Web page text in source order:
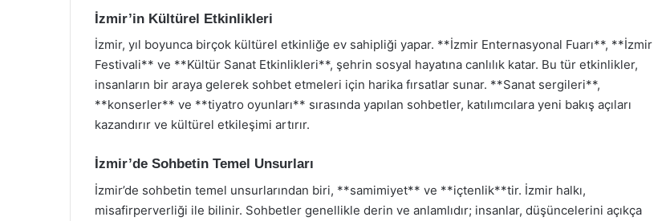
İzmir’in Kültürel Etkinlikleri
İzmir, yıl boyunca birçok kültürel etkinliğe ev sahipliği yapar. **İzmir Enternasyonal Fuarı**, **İzmir
Festivali** ve **Kültür Sanat Etkinlikleri**, şehrin sosyal hayatına canlılık katar. Bu tür etkinlikler,
insanların bir araya gelerek sohbet etmeleri için harika fırsatlar sunar. **Sanat sergileri**,
**konserler** ve **tiyatro oyunları** sırasında yapılan sohbetler, katılımcılara yeni bakış açıları
kazandırır ve kültürel etkileşimi artırır.
İzmir’de Sohbetin Temel Unsurları
İzmir’de sohbetin temel unsurlarından biri, **samimiyet** ve **içtenlik**tir. İzmir halkı,
misafirperverliği ile bilinir. Sohbetler genellikle derin ve anlamlıdır; insanlar, düşüncelerini açıkça